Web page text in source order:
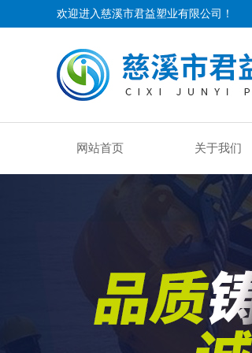
欢迎进入慈溪市君益塑业有限公司！
网站首页 关于我们